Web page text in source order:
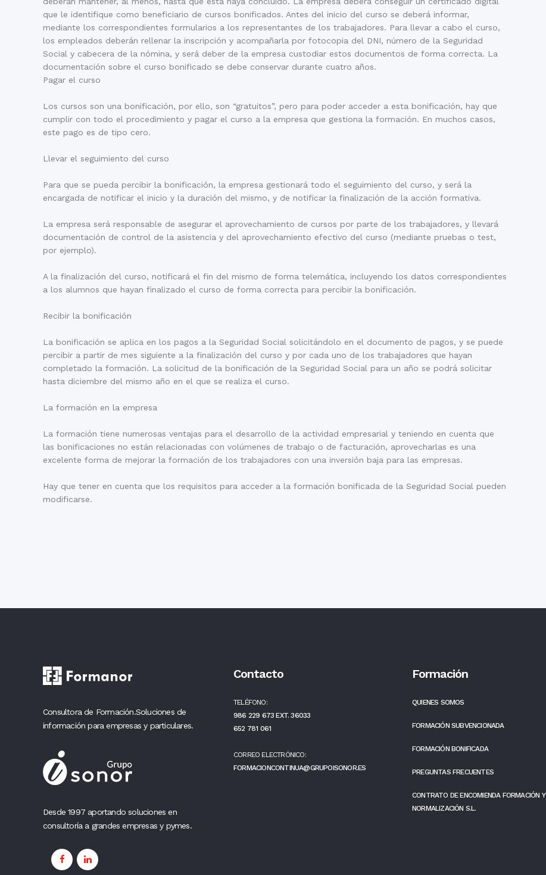
que le identifique como beneficiario de cursos bonificados. Antes del inicio del curso se deberá informar,
mediante los correspondientes formularios a los representantes de los trabajadores. Para llevar a cabo el curso,
los empleados deberán rellenar la inscripción y acompañarla por fotocopia del DNI, número de la Seguridad
Social y cabecera de la nómina, y será deber de la empresa custodiar estos documentos de forma correcta. La
documentación sobre el curso bonificado se debe conservar durante cuatro años.
Pagar el curso
Los cursos son una bonificación, por ello, son “gratuitos”, pero para poder acceder a esta bonificación, hay que
cumplir con todo el procedimiento y pagar el curso a la empresa que gestiona la formación. En muchos casos,
este pago es de tipo cero.
Llevar el seguimiento del curso
Para que se pueda percibir la bonificación, la empresa gestionará todo el seguimiento del curso, y será la
encargada de notificar el inicio y la duración del mismo, y de notificar la finalización de la acción formativa.
La empresa será responsable de asegurar el aprovechamiento de cursos por parte de los trabajadores, y llevará
documentación de control de la asistencia y del aprovechamiento efectivo del curso (mediante pruebas o test,
por ejemplo).
A la finalización del curso, notificará el fin del mismo de forma telemática, incluyendo los datos correspondientes
a los alumnos que hayan finalizado el curso de forma correcta para percibir la bonificación.
Recibir la bonificación
La bonificación se aplica en los pagos a la Seguridad Social solicitándolo en el documento de pagos, y se puede
percibir a partir de mes siguiente a la finalización del curso y por cada uno de los trabajadores que hayan
completado la formación. La solicitud de la bonificación de la Seguridad Social para un año se podrá solicitar
hasta diciembre del mismo año en el que se realiza el curso.
La formación en la empresa
La formación tiene numerosas ventajas para el desarrollo de la actividad empresarial y teniendo en cuenta que
las bonificaciones no están relacionadas con volúmenes de trabajo o de facturación, aprovecharlas es una
excelente forma de mejorar la formación de los trabajadores con una inversión baja para las empresas.
Hay que tener en cuenta que los requisitos para acceder a la formación bonificada de la Seguridad Social pueden
modificarse.
Consultora de Formación.Soluciones de
información para empresas y particulares.
Desde 1997 aportando soluciones en
consultoría a grandes empresas y pymes.
Contacto
TELÉFONO:
986 229 673 EXT. 36033
652 781 061
CORREO ELECTRÓNICO:
FORMACIONCONTINUA@GRUPOISONOR.ES
Formación
QUIENES SOMOS
FORMACIÓN SUBVENCIONADA
FORMACIÓN BONIFICADA
PREGUNTAS FRECUENTES
CONTRATO DE ENCOMIENDA FORMACIÓN Y
NORMALIZACIÓN S.L.